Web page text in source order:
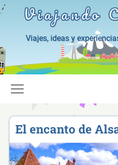
Viajando
Viajes, ideas y
El encanto de